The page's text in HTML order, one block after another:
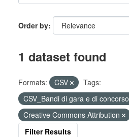
Order by
1 dataset found
Formats: CSV
Tags:
CSV_Bandi di gara e di concorso
Creative Commons Attribution
Filter Results